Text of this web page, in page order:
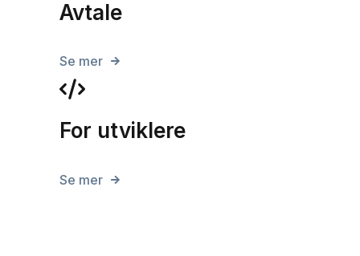
Avtale
Se mer
For utviklere
Se mer